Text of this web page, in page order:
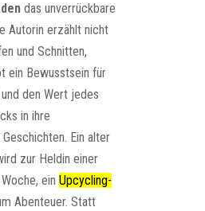
das unverrückbare
Autorin erzählt nicht
und Schnitten,
ein Bewusstsein für
den Wert jedes
in ihre
Ein alter
zur Heldin einer
ein Upcycling-
Abenteuer. Statt